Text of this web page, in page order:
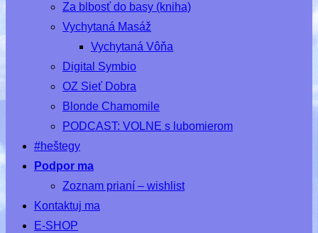
Za blbosť do basy (kniha)
Vychytaná Masáž
Vychytaná Vôňa
Digital Symbio
OZ Sieť Dobra
Blonde Chamomile
PODCAST: VOLNE s lubomierom
#heštegy
Podpor ma
Zoznam prianí – wishlist
Kontaktuj ma
E-SHOP